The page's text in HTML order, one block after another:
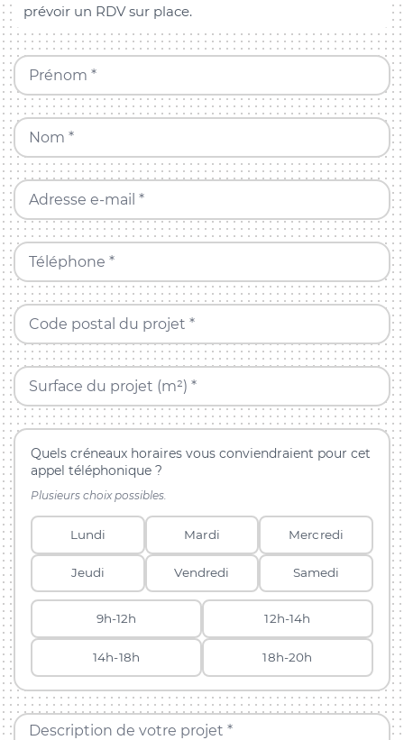
prévoir un RDV sur place.
Prénom *
Nom *
Adresse e-mail *
Téléphone *
Code postal du projet *
Surface du projet (m²) *
Quels créneaux horaires vous conviendraient pour cet
appel téléphonique ?
Plusieurs choix possibles.
Lundi Mardi Mercredi
Jeudi Vendredi Samedi
9h-12h 12h-14h
14h-18h 18h-20h
Description de votre projet *